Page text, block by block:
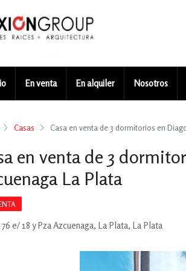
En venta En alquiler Nosotros
Casas Casa en venta de 3 dormitorios en
en venta de 3
La Plata
e/ 18 y Pza Azcuenaga, La Plata, La Plata